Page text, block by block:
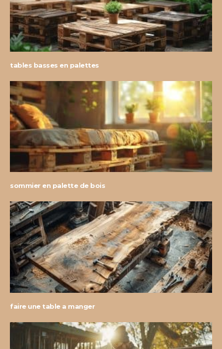
tables basses en palettes
sommier en palette de bois
faire une table a manger